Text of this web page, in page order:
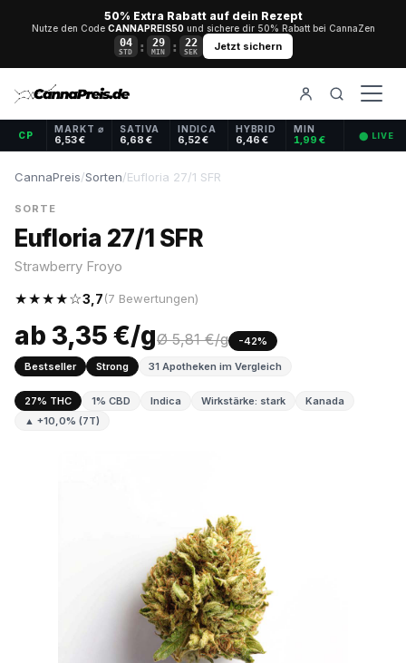
50% Extra Rabatt auf dein Rezept
Nutze den Code CANNAPREIS50und sichere dir 50% Rabatt bei CannaZen
04
STD : 29
MIN : 22
SEK Jetzt sichern
CP
MARKT ⌀
6,53 €
SATIVA
6,68 €
INDICA
6,52 €
HYBRID
6,46 €
MIN
1,99 € ⬤ LIVE
CannaPreis/Sorten/Eufloria 27/1 SFR
SORTE
Eufloria 27/1 SFR
Strawberry Froyo
★★★★☆3,7(7 Bewertungen)
ab 3,35 €/gØ 5,81 €/g
-42%
Bestseller
Strong 31 Apotheken im Vergleich
27% THC 1% CBD Indica Wirkstärke: stark
Kanada
▲ +10,0% (7T)